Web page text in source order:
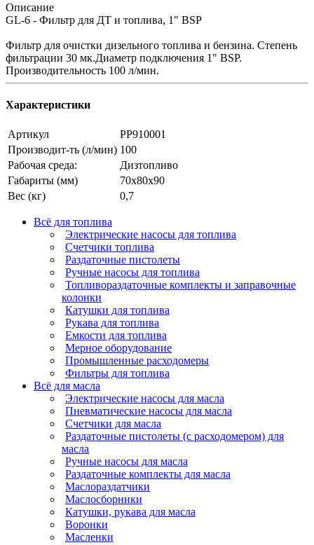
Описание
GL-6 - Фильтр для ДТ и топлива, 1" BSP
Фильтр для очистки дизельного топлива и бензина. Степень
фильтрации 30 мк.Диаметр подключения 1" BSP.
Производительность 100 л/мин.
Характеристики
Артикул
PP910001
Производит-ть (л/мин) 100
Рабочая среда:
Дизтопливо
Габариты (мм)
70x80x90
Вес (кг)
0,7
Всё для топлива
Электрические насосы для топлива
Счетчики топлива
Раздаточные пистолеты
Ручные насосы для топлива
Топливораздаточные комплекты и заправочные
колонки
Катушки для топлива
Рукава для топлива
Емкости для топлива
Мерное оборудование
Промышленные расходомеры
Фильтры для топлива
Всё для масла
Электрические насосы для масла
Пневматические насосы для масла
Счетчики для масла
Раздаточные пистолеты (с расходомером) для
масла
Ручные насосы для масла
Раздаточные комплекты для масла
Маслораздатчики
Маслосборники
Катушки, рукава для масла
Воронки
Масленки